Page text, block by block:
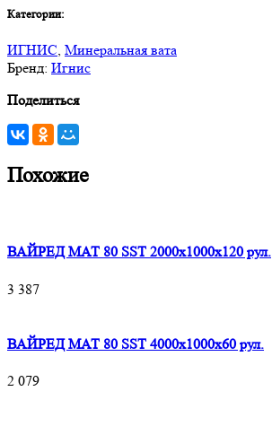
Категории:
ИГНИС, Минеральная вата
Бренд: Игнис
Поделиться
Похожие
ВАЙРЕД МАТ 80 SST 2000x1000x120 рул.
3 387
ВАЙРЕД МАТ 80 SST 4000x1000x60 рул.
2 079